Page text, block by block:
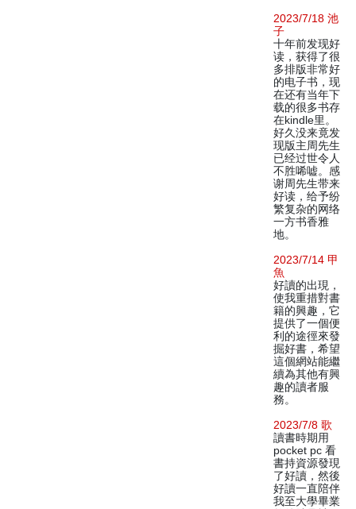
2023/7/18 池
子
十年前发现好
读，获得了很
多排版非常好
的电子书，现
在还有当年下
载的很多书存
在kindle里。
好久没来竟发
现版主周先生
已经过世令人
不胜唏嘘。感
谢周先生带来
好读，给予纷
繁复杂的网络
一方书香雅
地。
2023/7/14 甲
魚
好讀的出現，
使我重措對書
籍的興趣，它
提供了一個便
利的途徑來發
掘好書，希望
這個網站能繼
續為其他有興
趣的讀者服
務。
2023/7/8 歌
讀書時期用
pocket pc 看
書持資源發現
了好讀，然後
好讀一直陪伴
我至大學畢業